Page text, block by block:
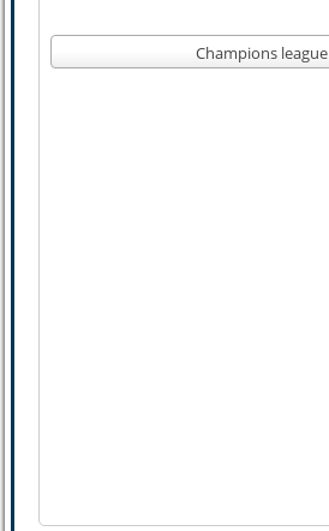
Champions league